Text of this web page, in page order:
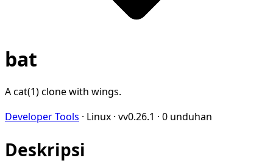
bat
A cat(1) clone with wings.
Developer Tools · Linux · vv0.26.1 · 0 unduhan
Deskripsi